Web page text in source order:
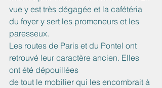
vue y est très dégagée et la cafétéria
du foyer y sert les promeneurs et les
paresseux.
Les routes de Paris et du Pontel ont
retrouvé leur caractère ancien. Elles
ont été dépouillées
de tout le mobilier qui les encombrait à